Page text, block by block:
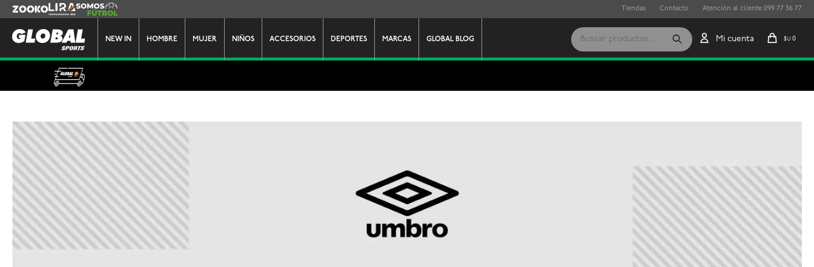
NEW IN HOMBRE MUJER NIÑOS ACCESORIOS DEPORTES MARCAS GLOBAL BLOG $U 0
Zooko Lira Somos Futbol Tiendas Contacto Atención al cliente 099 77 36 77